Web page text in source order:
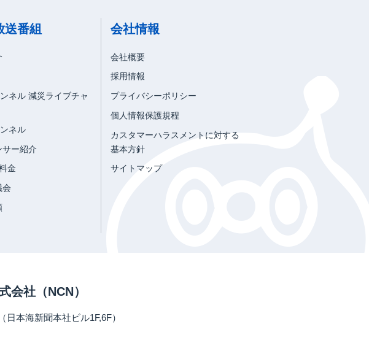
送番組
ネル 減災ライブチャ
ネル
サー紹介
金
会
会社情報
会社概要
採用情報
プライバシーポリシー
個人情報保護規程
カスタマーハラスメントに対する
基本方針
サイトマップ
会社 （NCN）
本海新聞本社ビル1F,6F）